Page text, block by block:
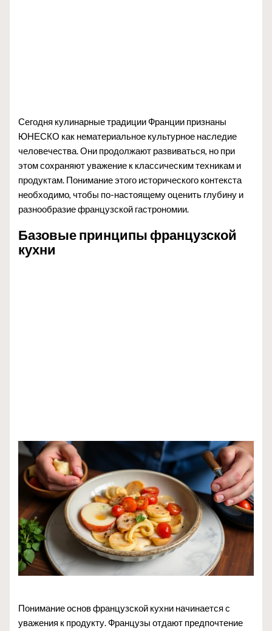
Сегодня кулинарные традиции Франции признаны
ЮНЕСКО как нематериальное культурное наследие
человечества. Они продолжают развиваться, но при
этом сохраняют уважение к классическим техникам и
продуктам. Понимание этого исторического контекста
необходимо, чтобы по-настоящему оценить глубину и
разнообразие французской гастрономии.
Базовые принципы французской
кухни
Понимание основ французской кухни начинается с
уважения к продукту. Французы отдают предпочтение